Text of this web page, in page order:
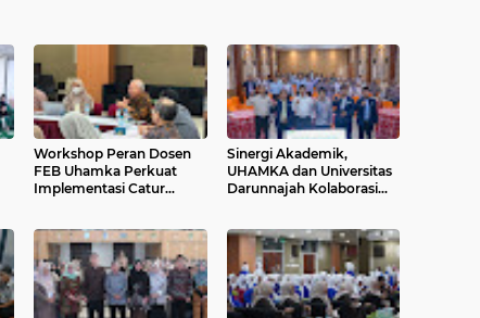
Workshop Peran Dosen
FEB Uhamka Perkuat
Implementasi Catur
Sinergi Akademik,
UHAMKA dan Universitas
Darunnajah Kolaborasi